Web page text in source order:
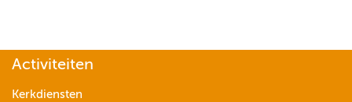
Activiteiten
Kerkdiensten